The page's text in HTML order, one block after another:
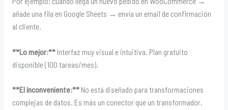
añade una fila en Google Sheets → envía un email de confirmación
al cliente.
**Lo mejor:**Interfaz muy visual e intuitiva. Plan gratuito
disponible (100 tareas/mes).
**El inconveniente:**No está diseñado para transformaciones
complejas de datos. Es más un conector que un transformador.